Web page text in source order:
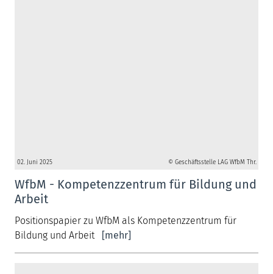
02. Juni 2025 © Geschäftsstelle LAG WfbM Thr.
WfbM - Kompetenzzentrum für Bildung und
Arbeit
Positionspapier zu WfbM als Kompetenzzentrum für
Bildung und Arbeit
[mehr]